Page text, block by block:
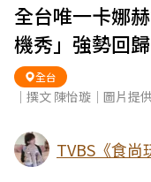
全台唯一卡娜
機秀」強勢回
全台
｜撰文 陳怡璇｜圖片提
TVBS《食尚